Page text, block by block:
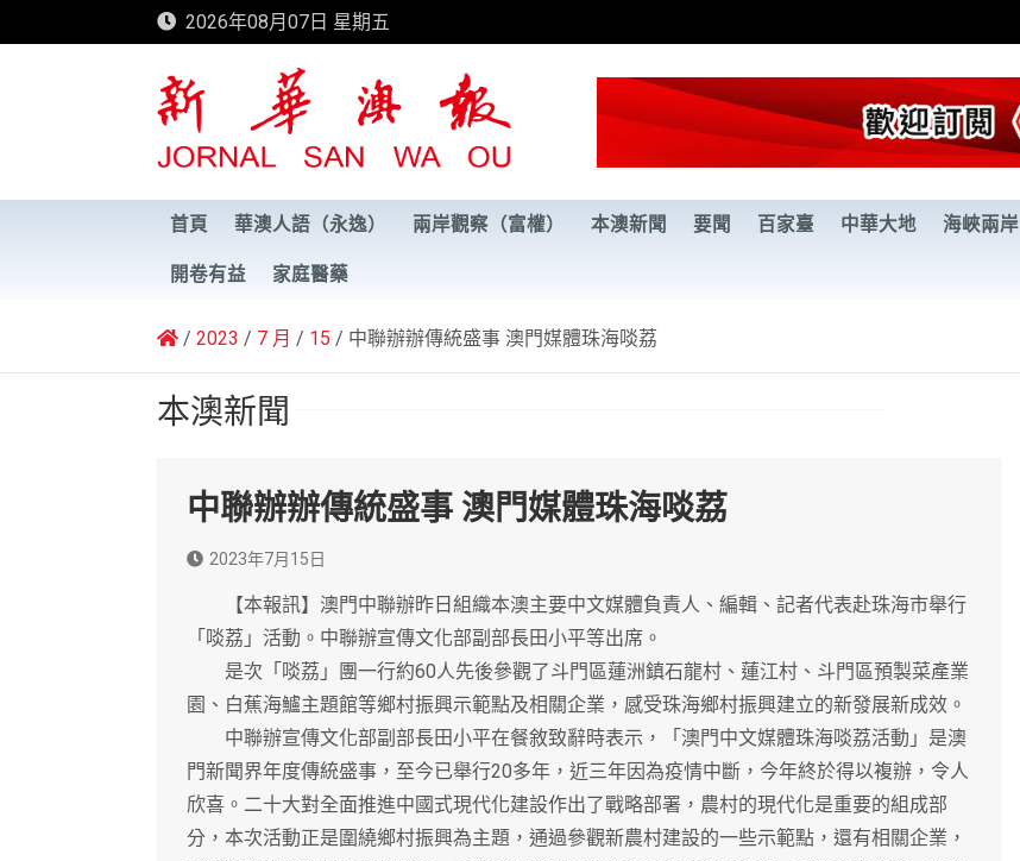
to
2026年08月07日 星期五
新華澳報
首頁 華澳人語（永逸） 兩岸觀察（富權） 本澳新聞 要聞 百家臺 中華大地 海峽兩岸
開卷有益 家庭醫藥
2023 7 月 15 中聯辦辦傳統盛事 澳門媒體珠海啖荔
本澳新聞
中聯辦辦傳統盛事 澳門媒體珠海啖荔
2023年7月15日
【本報訊】澳門中聯辦昨日組織本澳主要中文媒體負責人、編輯、記者代表赴珠海市舉行
「啖荔」活動。中聯辦宣傳文化部副部長田小平等出席。
是次「啖荔」團一行約60人先後參觀了斗門區蓮洲鎮石龍村、蓮江村、斗門區預製菜產業
園、白蕉海鱸主題館等鄉村振興示範點及相關企業，感受珠海鄉村振興建立的新發展新成效。
中聯辦宣傳文化部副部長田小平在餐敘致辭時表示，「澳門中文媒體珠海啖荔活動」是澳
門新聞界年度傳統盛事，至今已舉行20多年，近三年因為疫情中斷，今年終於得以複辦，令人
欣喜。二十大對全面推進中國式現代化建設作出了戰略部署，農村的現代化是重要的組成部
分，本次活動正是圍繞鄉村振興為主題，通過參觀新農村建設的一些示範點，還有相關企業，